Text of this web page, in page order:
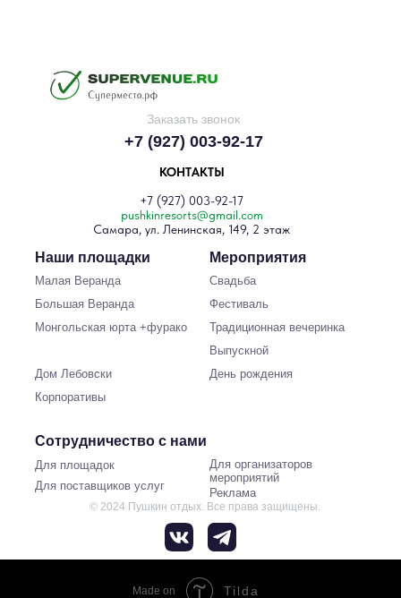
Наши площадки
Малая Веранда
Большая Веранда
+7 (927) 003-92-17
Заказать звонок
Монгольская юрта +фурако
Мероприятия
Свадьба
Фестиваль
Традиционная вечеринка
Выпускной
День рождения
Дом Лебовски
Сотрудничество с нами
Для площадок
Для поставщиков услуг
Для организаторов
мероприятий
Реклама
Корпоративы
© 2024 Пушкин отдых. Все права защищены.
КОНТАКТЫ
+7 (927) 003-92-17
pushkinresorts@gmail.com
Самара, ул. Ленинская, 149, 2 этаж
Made on Tilda